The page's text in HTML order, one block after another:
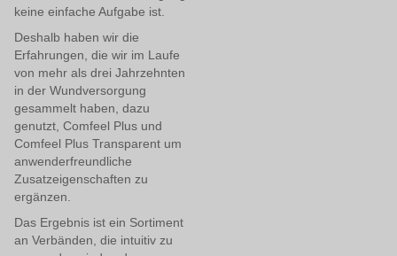
keine einfache Aufgabe ist.
Deshalb haben wir die
Erfahrungen, die wir im Laufe
von mehr als drei Jahrzehnten
in der Wundversorgung
gesammelt haben, dazu
genutzt, Comfeel Plus und
Comfeel Plus Transparent um
anwenderfreundliche
Zusatzeigenschaften zu
ergänzen.
Das Ergebnis ist ein Sortiment
an Verbänden, die intuitiv zu